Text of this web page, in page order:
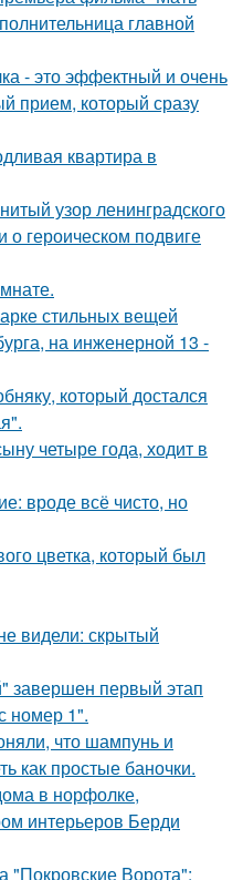
главной
- это эффектный и очень
прием, который сразу
квартира в
узор ленинградского
героическом подвиге
стильных вещей
на инженерной 13 -
который достался
четыре года, ходит в
вроде всё чисто, но
цветка, который был
видели: скрытый
завершен первый этап
номер 1".
что шампунь и
как простые баночки.
в норфолке,
интерьеров Берди
"Покровские Ворота":